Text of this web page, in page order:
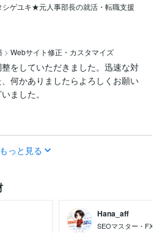
シゲユキ★元人事部長の就活・転職支援
> Webサイト修正・カスタマイズ
をしていただきました。迅速な対
何かありましたらよろしくお願い
ました。
もっと見る
Hana_aff
SEOマスター・FX